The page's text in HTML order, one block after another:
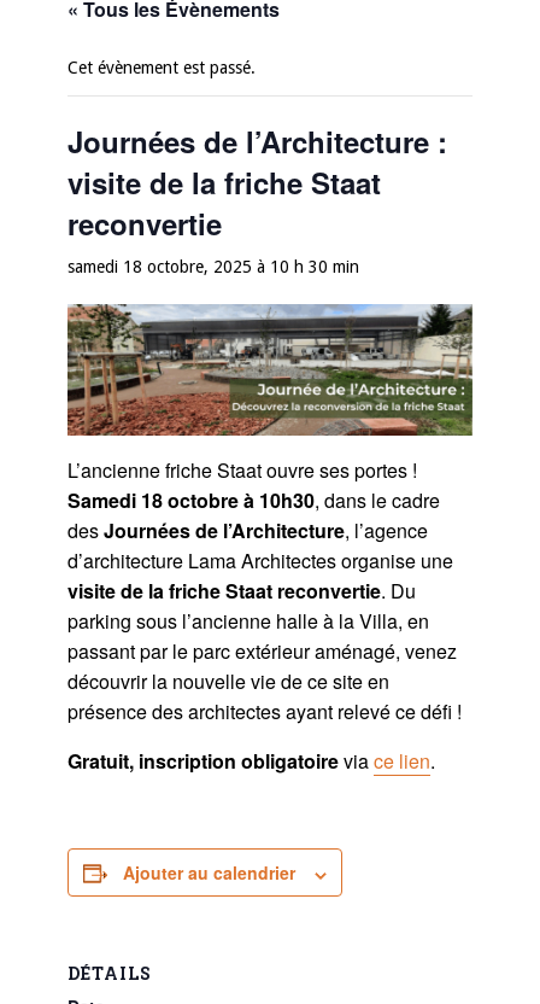
« Tous les Évènements
Cet évènement est passé.
Journées de l’Architecture :
visite de la friche Staat
reconvertie
samedi 18 octobre, 2025 à 10 h 30 min
L’ancienne friche Staat ouvre ses portes !
Samedi 18 octobre à 10h30, dans le cadre
desJournées de l’Architecture, l’agence
d’architecture Lama Architectes organise une
visite de la friche Staat reconvertie. Du
parking sous l’ancienne halle à la Villa, en
passant par le parc extérieur aménagé, venez
découvrir la nouvelle vie de ce site en
présence des architectes ayant relevé ce défi !
Gratuit, inscription obligatoireviace lien.
Ajouter au calendrier
DÉTAILS